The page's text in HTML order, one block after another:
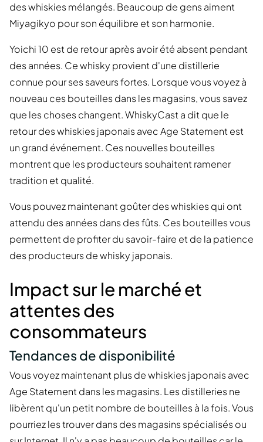
des whiskies mélangés. Beaucoup de gens aiment
Miyagikyo pour son équilibre et son harmonie.
Yoichi 10 est de retour après avoir été absent pendant
des années. Ce whisky provient d'une distillerie
connue pour ses saveurs fortes. Lorsque vous voyez à
nouveau ces bouteilles dans les magasins, vous savez
que les choses changent. WhiskyCast a dit que le
retour des whiskies japonais avec Age Statement est
un grand événement. Ces nouvelles bouteilles
montrent que les producteurs souhaitent ramener
tradition et qualité.
Vous pouvez maintenant goûter des whiskies qui ont
attendu des années dans des fûts. Ces bouteilles vous
permettent de profiter du savoir-faire et de la patience
des producteurs de whisky japonais.
Impact sur le marché et
attentes des
consommateurs
Tendances de disponibilité
Vous voyez maintenant plus de whiskies japonais avec
Age Statement dans les magasins. Les distilleries ne
libèrent qu'un petit nombre de bouteilles à la fois. Vous
pourriez les trouver dans des magasins spécialisés ou